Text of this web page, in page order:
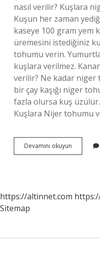
nasıl verilir? Kuşlara
Kuşun her zaman
kaseye 100 gram yem
üremesini istediğiniz
tohumu verin.
kuşlara verilmez.
verilir? Ne kadar niger
bir çay kaşığı niger
fazla olursa kuş
Kuşlara Nijer tohumu
Devamını okuyun
Tohumu
https://altinnet.com
Sitemap